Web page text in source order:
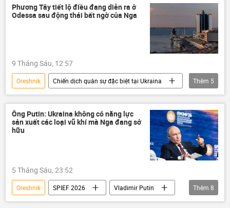
Thế giới
Liên Hợp Quốc
vụ khủng bố
ICRC
Kinzhal
Lugansk
UAV
Phương Tây tiết lộ điều đang diễn ra ở
Odessa sau động thái bất ngờ của Nga
9 Tháng Sáu, 12:57
Oreshnik
Chiến dịch quân sự đặc biệt tại Ukraina
Thế giới
Ukraina
Nga
Quân sự
Odessa
Thêm 5
Ông Putin: Ukraina không có năng lực
sản xuất các loại vũ khí mà Nga đang sở
hữu
5 Tháng Sáu, 23:52
Oreshnik SPIEF 2026
Vladimir Putin
Nga
St. Petersburg
Thế giới
Thêm 8